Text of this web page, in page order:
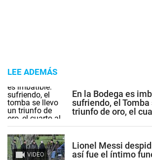
LEE ADEMÁS
En la Bodega es
sufriendo, el Tomba
triunfo de oro, el
VIDEO
Lionel Messi
así fue el íntimo